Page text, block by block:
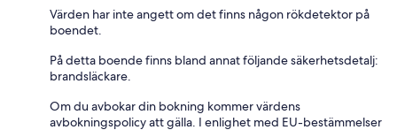
Värden har inte angett om det finns någon rökdetektor på
boendet.
På detta boende finns bland annat följande säkerhetsdetalj:
brandsläckare.
Om du avbokar din bokning kommer värdens
avbokningspolicy att gälla. I enlighet med EU-bestämmelser